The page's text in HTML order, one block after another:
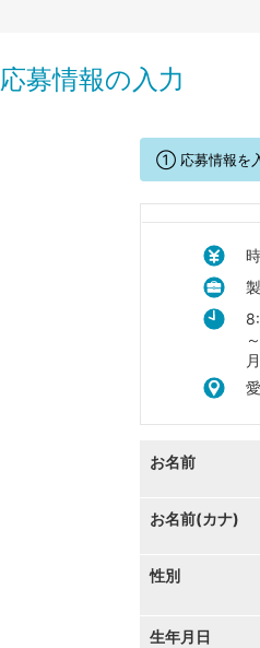
応募情報の入力
① 応募情報を
お名前
お名前(カナ)
性別
生年月日